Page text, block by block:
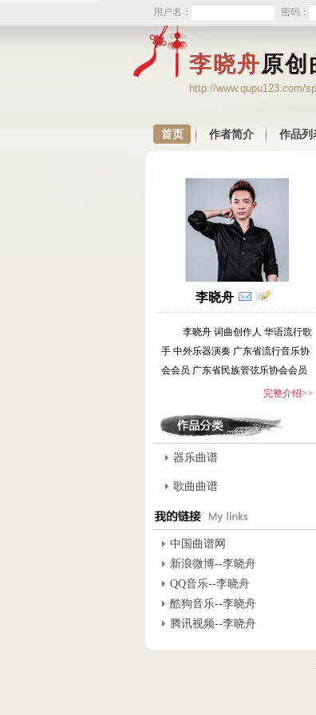
用户名： 密码：
李晓舟原创
http://www.qupu123.com/
首页 作者简介 作品列
李晓舟
李晓舟 词曲创作人 华语流行歌
手 中外乐器演奏 广东省流行音乐协
会会员 广东省民族管弦乐协会会员
完整介绍>>
器乐曲谱
歌曲曲谱
中国曲谱网
新浪微博--李晓舟
QQ音乐--李晓舟
酷狗音乐--李晓舟
腾讯视频--李晓舟